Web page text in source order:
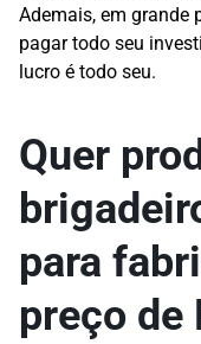
Ademais, em grande
pagar todo seu
lucro é todo seu.
Quer
para
preço de